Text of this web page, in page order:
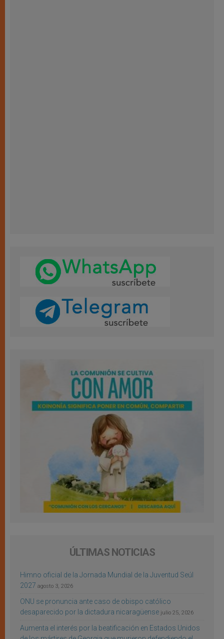
ÚLTIMAS NOTICIAS
Himno oficial de la Jornada Mundial de la Juventud Seúl
2027 agosto 3, 2026
ONU se pronuncia ante caso de obispo católico
desaparecido por la dictadura nicaragüense julio 25, 2026
Aumenta el interés por la beatificación en Estados Unidos